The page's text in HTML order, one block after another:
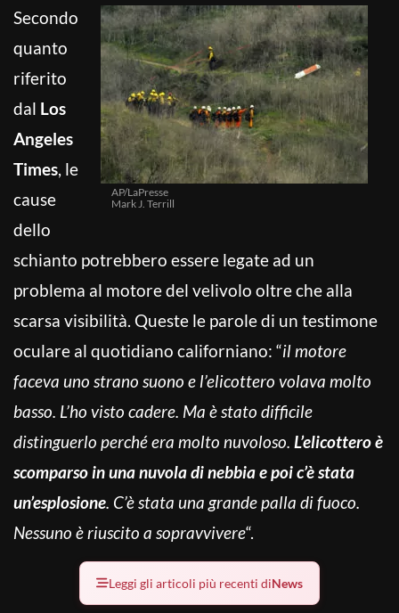
AP/LaPresse
Mark J. Terrill
Secondo
quanto
riferito
dal Los
Angeles
Times, le
cause
dello
schianto potrebbero essere legate ad un
problema al motore del velivolo oltre che alla
scarsa visibilità. Queste le parole di un testimone
oculare al quotidiano californiano: “il motore
faceva uno strano suono e l’elicottero volava molto
basso. L’ho visto cadere. Ma è stato difficile
distinguerlo perché era molto nuvoloso. L’elicottero è
scomparso in una nuvola di nebbia e poi c’è stata
un’esplosione. C’è stata una grande palla di fuoco.
Nessuno è riuscito a sopravvivere“.
Leggi gli articoli più recenti diNews